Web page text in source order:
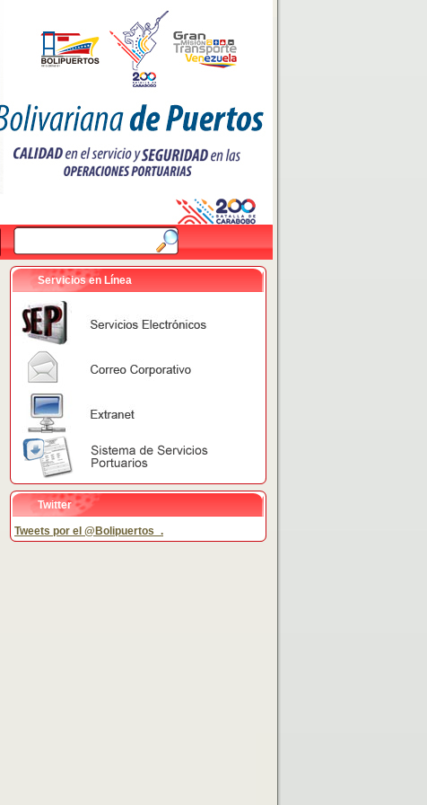
Servicios en Línea
Twitter
Tweets por el @Bolipuertos_.